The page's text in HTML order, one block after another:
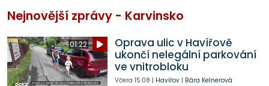
Nejnovější zprávy - Karvinsko
01:22
Oprava ulic v Havířově
ukončí nelegální parkování
ve vnitrobloku
Včera 15:08 | Havířov| Bára Kelnerová